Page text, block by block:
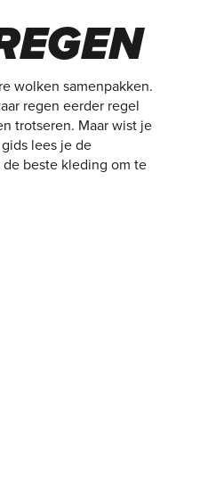
wolken samenpakken.
regen eerder regel
trotseren. Maar wist je
lees je de
beste kleding om te